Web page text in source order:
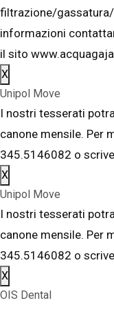
filtrazione/
informazioni
il sito
X
Unipol Move
I nostri tesserati
canone mensile. Per
345.5146082 o
X
Unipol Move
I nostri tesserati
canone mensile. Per
345.5146082 o
X
OIS Dental